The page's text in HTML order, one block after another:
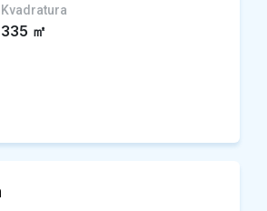
Kvadratura
335 ㎡